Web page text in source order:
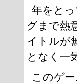
年をと
グまで熱
イトルが
となく一
このゲ